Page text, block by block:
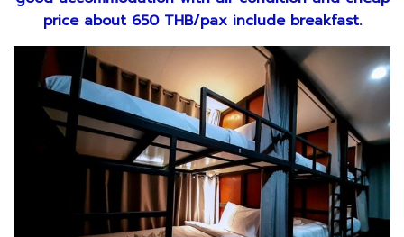
price about 650 THB/pax include breakfast.